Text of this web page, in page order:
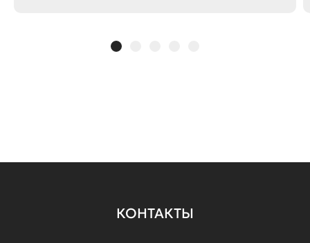
КОНТАКТЫ